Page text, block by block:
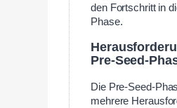
den Fortschritt in
Phase.
Pre-Seed-
Die Pre-Seed-
mehrere